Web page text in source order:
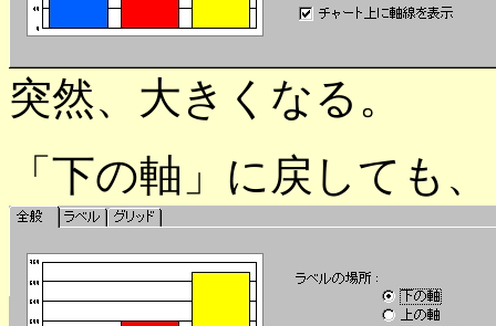
突然、大きくなる。
「下の軸」に戻しても